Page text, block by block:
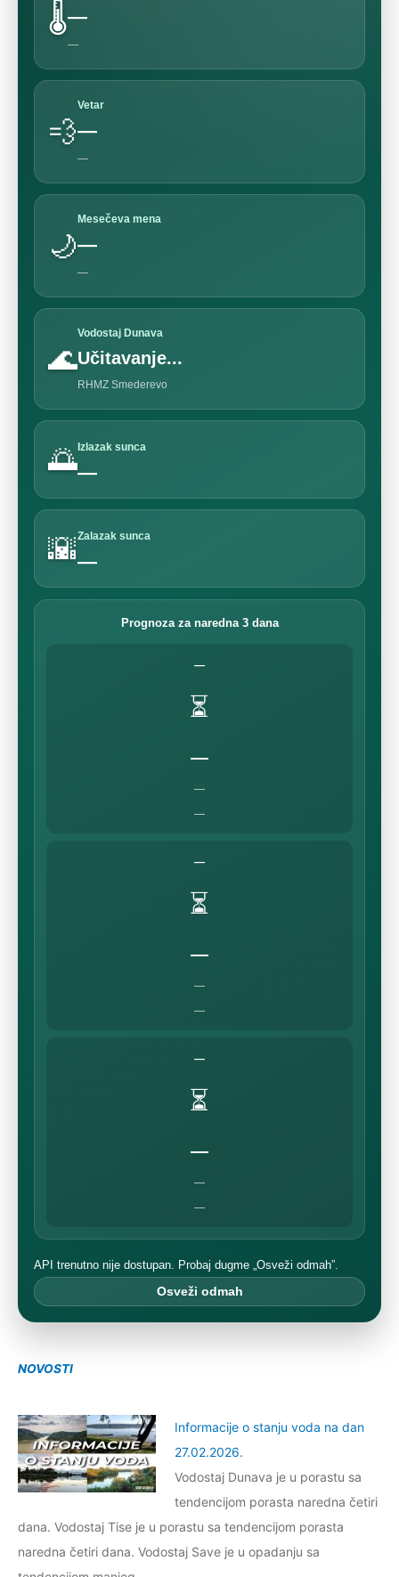
🌡️—
—
💨
Vetar
—
—
🌙
Mesečeva mena
—
—
🌊
Vodostaj Dunava
Učitavanje...
RHMZ Smederevo
🌅 Izlazak sunca
—
🌇Zalazak sunca
—
Prognoza za naredna 3 dana
—
⏳
—
—
—
—
⏳
—
—
—
—
⏳
—
—
—
API trenutno nije dostupan. Probaj dugme „Osveži odmah”.
Osveži odmah
NOVOSTI
Informacije o stanju voda na dan
27.02.2026.
Vodostaj Dunava je u porastu sa
tendencijom porasta naredna četiri
dana. Vodostaj Tise je u porastu sa tendencijom porasta
naredna četiri dana. Vodostaj Save je u opadanju sa